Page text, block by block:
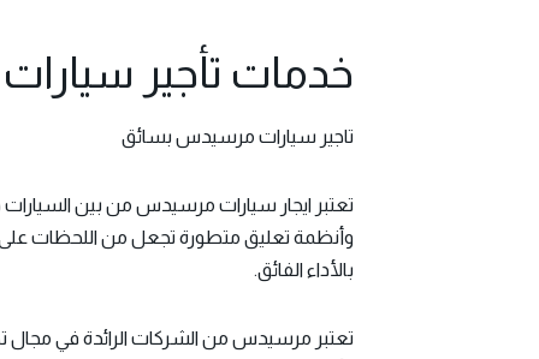
خدمات تأجير
تاجير سيارات مرسيدس بسائق
تعتبر ايجار سيارات مرسيدسمن بين السيارات
وأنظمة تعليق متطورة تجعل من اللحظات على
بالأداء الفائق.
تعتبر مرسيدس من الشركات الرائدة في مجال